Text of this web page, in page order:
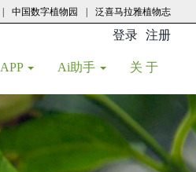
中国数字植物园 泛喜马拉雅植物志
登录 注册
APP Ai助手 关 于